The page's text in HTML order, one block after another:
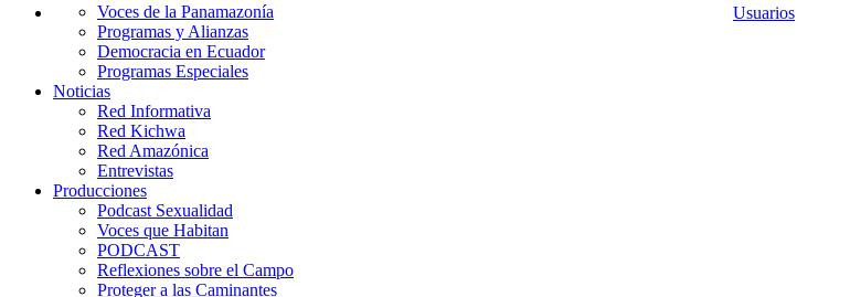
Usuarios
Voces de la Panamazonía
Programas y Alianzas
Democracia en Ecuador
Programas Especiales
Noticias
Red Informativa
Red Kichwa
Red Amazónica
Entrevistas
Producciones
Podcast Sexualidad
Voces que Habitan
PODCAST
Reflexiones sobre el Campo
Proteger a las Caminantes